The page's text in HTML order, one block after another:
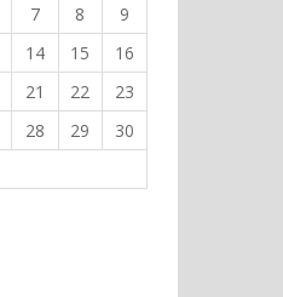
7 8
9
14 15
16
21 22
23
28 29
30